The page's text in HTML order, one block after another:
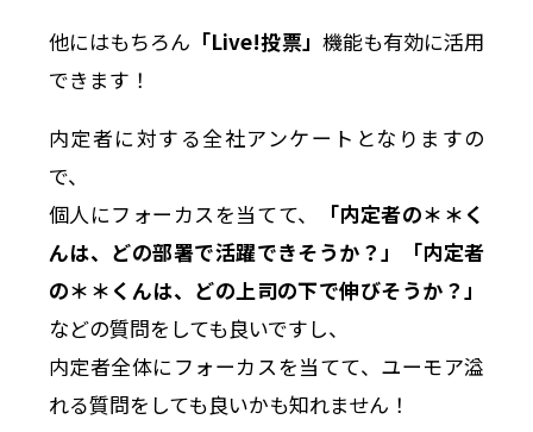
他にはもちろん 「Live!投票」 機能も有効に活用
できます！
内定者に対する全社アンケートとなりますの
で、
個人にフォーカスを当てて、
「内定者の＊＊く
んは、どの部署で活躍できそうか？」「内定者
の＊＊くんは、どの上司の下で伸びそうか？」
などの質問をしても良いですし、
内定者全体にフォーカスを当てて、ユーモア溢
れる質問をしても良いかも知れません！